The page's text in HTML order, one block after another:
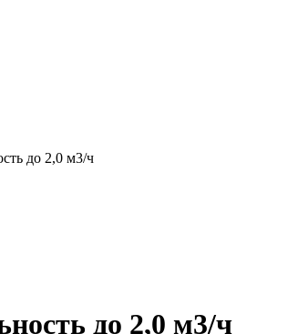
до 2,0 м3/ч
до 2,0 м3/ч